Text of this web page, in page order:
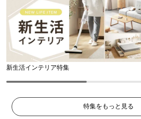
新生活インテリア特集
特集をもっと見る